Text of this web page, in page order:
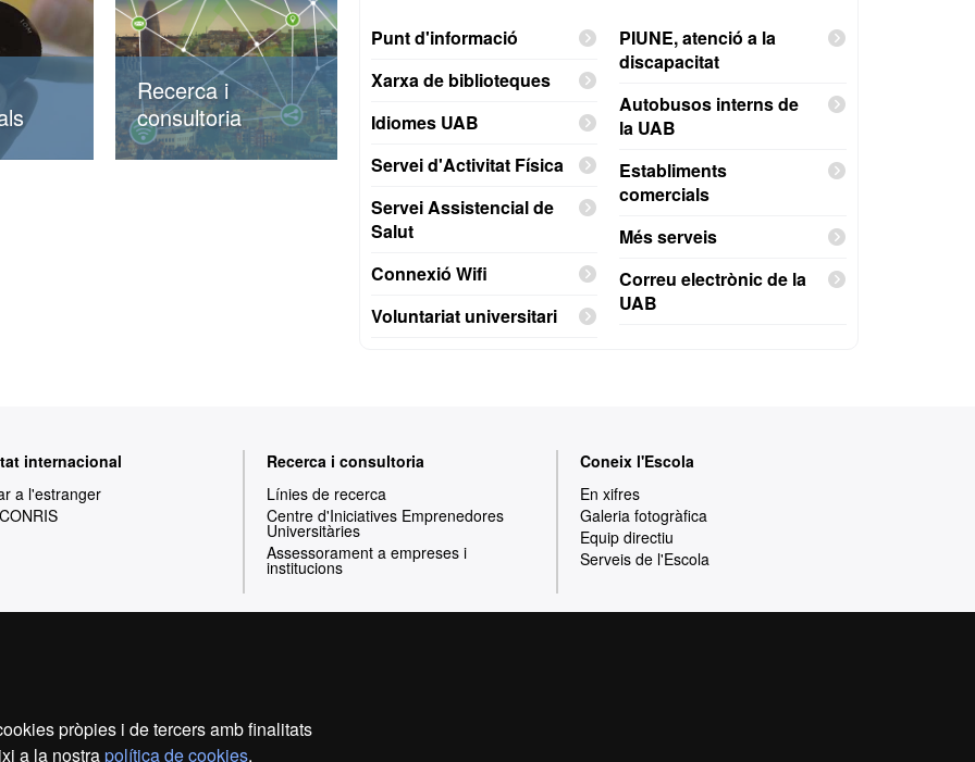
pròpies i de tercers amb finalitats
a la nostrapolítica de cookies.
Punt d'informació
Xarxa de biblioteques
Idiomes UAB
Servei d'Activitat Física
Servei Assistencial de
Salut
Connexió Wifi
Voluntariat universitari
PIUNE, atenció a la
discapacitat
Autobusos interns de
la UAB
Establiments
comercials
Més serveis
Correu electrònic de la
UAB
Recerca i
consultoria
a
internacional
a l'estranger
Recerca i consultoria
Línies de recerca
Centre d'Iniciatives Emprenedores
Universitàries
Assessorament a empreses i
institucions
Coneix l'Escola
En xifres
Galeria fotogràfica
Equip directiu
Serveis de l'Escola
Som una universitat capdavantera que imparteix una docència de qualitat, diversificada, multidisciplinària
i flexible, ajustada a les necessitats de la societat i adaptada als nous models de l'Europa del